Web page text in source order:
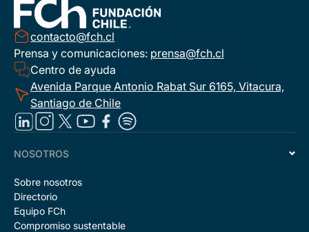
contacto@fch.cl
Prensa y comunicaciones: prensa@fch.cl
Centro de ayuda
Avenida Parque Antonio Rabat Sur 6165, Vitacura,
Santiago de Chile
NOSOTROS
Sobre nosotros
Directorio
Equipo FCh
Compromiso sustentable